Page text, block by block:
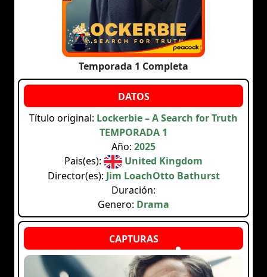
Temporada 1 Completa
Título original: Lockerbie – A Search for Truth
TEMPORADA 1
Año: 2025
Pais(es):
United Kingdom
Director(es): Jim LoachOtto Bathurst
Duración:
Genero: Drama